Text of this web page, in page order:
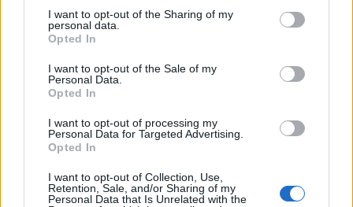
I want to opt-out of the Sharing of my
personal data.
Opted In
I want to opt-out of the Sale of my
Personal Data.
Opted In
I want to opt-out of processing my
Personal Data for Targeted Advertising.
Opted In
I want to opt-out of Collection, Use,
Retention, Sale, and/or Sharing of my
Personal Data that Is Unrelated with the
Napsat uživateli vzkaz
Informace o profilu a chatu
Registrace od: 15.04.2015 23:16
Online: Není nikde online
Počet přátel : 0
Profil zobrazen: 76x